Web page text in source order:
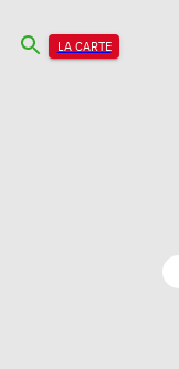
LA CARTE